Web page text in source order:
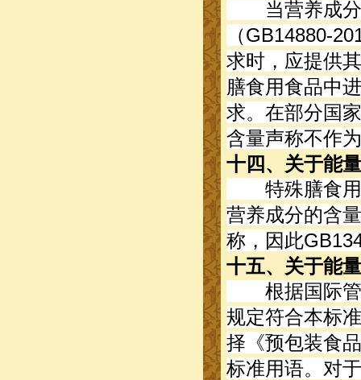
当营养成分
（GB14880-
求时，应提供
膳食用食品中
求。在部分国
含量声称不作
十四、关于能
特殊膳食用
营养成分的含
称，因此
十五、关于能
根据国际管
规定符合本标
择《预包装食
标准用语。对